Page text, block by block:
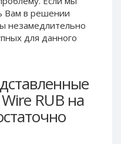
Вам в решении
незамедлительно
для данного
RUB на
Neteller EUR
Neteller INR
Neteller PLN
Neteller SEK
PaySera USD
PaySera EUR